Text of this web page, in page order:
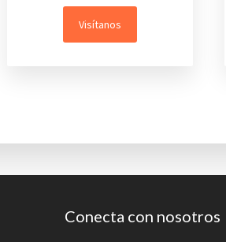
Visítanos
Conecta con nosotros